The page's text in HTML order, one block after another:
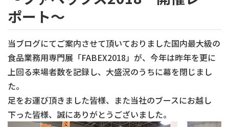
ポート～
当ブログにてご案内させて頂いておりました国内最大級の
食品業務用専門展「FABEX2018」が、今年は昨年を更に
上回る来場者数を記録し、大盛況のうちに幕を閉じまし
た。
足をお運び頂きました皆様、また当社のブースにお越し
下った皆様、誠にありがとうございました。